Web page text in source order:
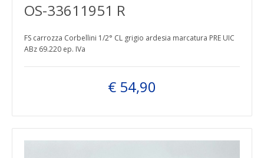
OS-33611951 R
FS carrozza Corbellini 1/2° CL grigio ardesia marcatura PRE UIC
ABz 69.220 ep. IVa
€ 54,90